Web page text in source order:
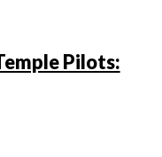
Pilots: